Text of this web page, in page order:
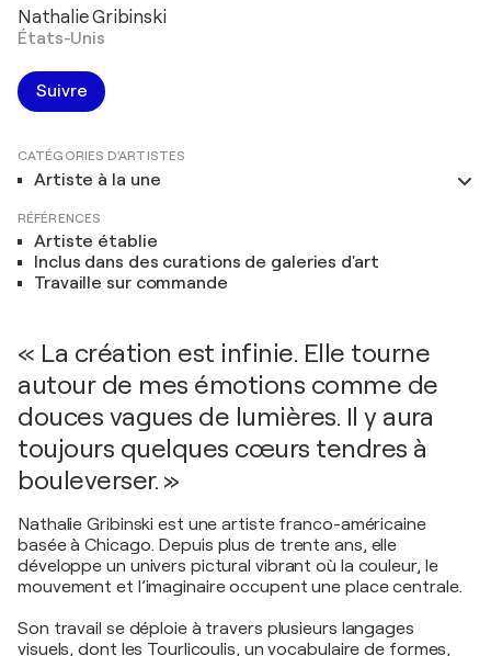
Nathalie Gribinski
États-Unis
Suivre
CATÉGORIES D'ARTISTES
Artiste à la une
RÉFÉRENCES
Artiste établie
Inclus dans des curations de galeries d'art
Travaille sur commande
« La création est infinie. Elle tourne
autour de mes émotions comme de
douces vagues de lumières. Il y aura
toujours quelques cœurs tendres à
bouleverser. »
Nathalie Gribinski est une artiste franco-américaine
basée à Chicago. Depuis plus de trente ans, elle
développe un univers pictural vibrant où la couleur, le
mouvement et l’imaginaire occupent une place centrale.
Son travail se déploie à travers plusieurs langages
visuels, dont les Tourlicoulis, un vocabulaire de formes,